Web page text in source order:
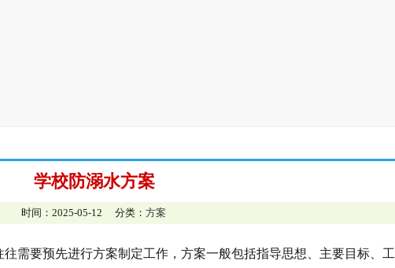
学校防溺水方案
时间：2025-05-12 分类： 方案
需要预先进行方案制定工作，方案一般包括指导思想、主要目标、